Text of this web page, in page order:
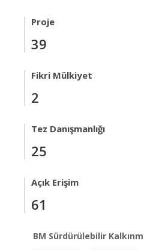
Proje
39
Fikri Mülkiyet
2
Tez Danışmanlığı
25
Açık Erişim
61
BM Sürdürülebilir